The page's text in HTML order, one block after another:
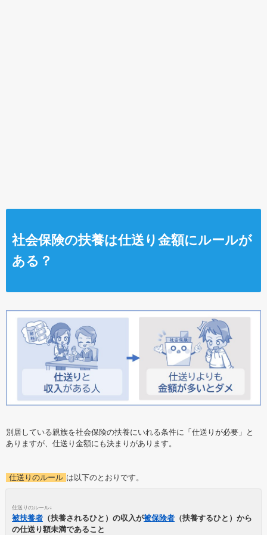
社会保険の扶養は仕送り金額にルールが
ある？
別居している親族を社会保険の扶養にいれる条件に「仕送りが必要」と
ありますが、仕送り金額にも決まりがあります。
仕送りのルール は以下のとおりです。
仕送りのルール↓
被扶養者 （扶養されるひと）の収入が被保険者 （扶養するひと）から
の仕送り額未満であること